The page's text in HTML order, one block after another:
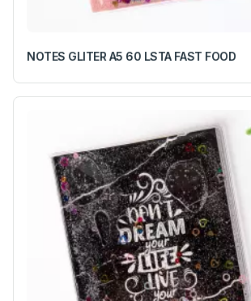
NOTES GLITER A5 60 LSTA FAST FOOD